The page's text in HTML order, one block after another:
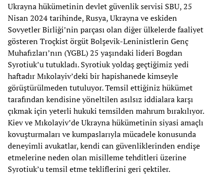
Ukrayna hükümetinin devlet güvenlik servisi SBU, 25
Nisan 2024 tarihinde, Rusya, Ukrayna ve eskiden
Sovyetler Birliği’nin parçası olan diğer ülkelerde faaliyet
gösteren Troçkist örgüt Bolşevik-Leninistlerin Genç
Muhafızları’nın (YGBL) 25 yaşındaki lideri Bogdan
Syrotiuk’u tutukladı. Syrotiuk yoldaş geçtiğimiz yedi
haftadır Mıkolayiv’deki bir hapishanede kimseyle
görüştürülmeden tutuluyor. Temsil ettiğiniz hükümet
tarafından kendisine yöneltilen asılsız iddialara karşı
çıkmak için yeterli hukuki temsilden mahrum bırakılıyor.
Kiev ve Mıkolayiv’de Ukrayna hükümetinin siyasi amaçlı
kovuşturmaları ve kumpaslarıyla mücadele konusunda
deneyimli avukatlar, kendi can güvenliklerinden endişe
etmelerine neden olan misilleme tehditleri üzerine
Syrotiuk’u temsil etme tekliflerini geri çektiler.